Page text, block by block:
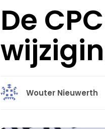
De
Wouter Nieuwerth